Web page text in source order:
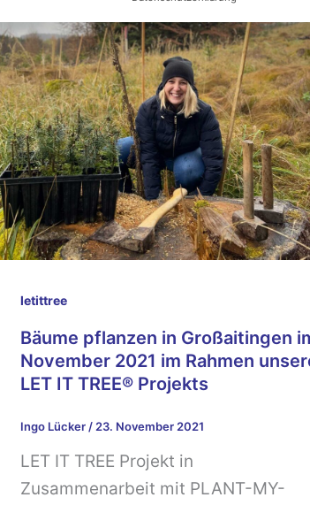
letittree
Bäume pflanzen in Großaitingen
November 2021 im Rahmen
LET IT TREE® Projekts
Ingo Lücker / 23. November 2021
LET IT TREE Projekt in
Zusammenarbeit mit PLANT-MY-